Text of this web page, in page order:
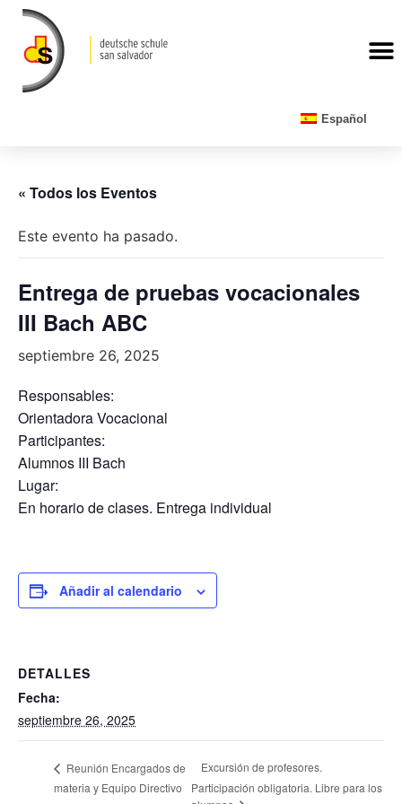
Español
« Todos los Eventos
Este evento ha pasado.
Entrega de pruebas vocacionales
III Bach ABC
septiembre 26, 2025
Responsables:
Orientadora Vocacional
Participantes:
Alumnos III Bach
Lugar:
En horario de clases. Entrega individual
Añadir al calendario
DETALLES
Fecha:
septiembre 26, 2025
Reunión Encargados de
materia y Equipo Directivo
Excursión de profesores.
Participación obligatoria. Libre para los